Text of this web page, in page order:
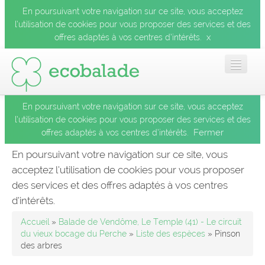
En poursuivant votre navigation sur ce site, vous acceptez
l’utilisation de cookies pour vous proposer des services et des
offres adaptés à vos centres d’intérêts.
x
Accueil
Les balades
Les espèces
En poursuivant votre navigation sur ce site, vous acceptez
l’utilisation de cookies pour vous proposer des services et des
offres adaptés à vos centres d’intérêts.
Fermer
En poursuivant votre navigation sur ce site, vous
acceptez l’utilisation de cookies pour vous proposer
des services et des offres adaptés à vos centres
d’intérêts.
Accueil » Balade de Vendôme, Le Temple (41) - Le circuit
du vieux bocage du Perche » Liste des espèces » Pinson
des arbres